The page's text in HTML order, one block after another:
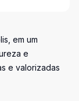
em um
e
e valorizadas